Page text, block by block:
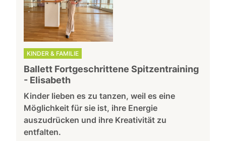
KINDER & FAMILIE
Ballett Fortgeschrittene Spitzentraining
- Elisabeth
Kinder lieben es zu tanzen, weil es eine
Möglichkeit für sie ist, ihre Energie
auszudrücken und ihre Kreativität zu
entfalten.